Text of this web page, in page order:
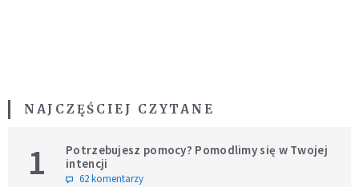
NAJCZĘŚCIEJ CZYTANE
1
Potrzebujesz pomocy? Pomodlimy się w Twojej
intencji
62 komentarzy